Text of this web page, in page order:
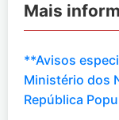
Mais
**Avisos
Ministério dos
República